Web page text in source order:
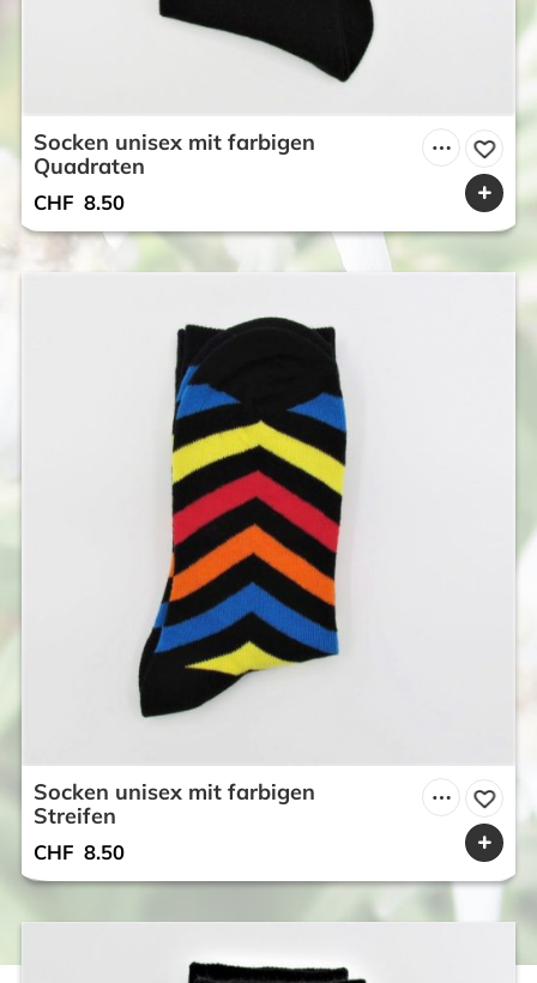
Socken unisex mit farbigen
Quadraten
CHF 8.50
Socken unisex mit farbigen
Streifen
CHF 8.50